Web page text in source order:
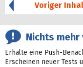
Voriger
Nichts
Erhalte eine Push-
Erscheinen neuer Tests